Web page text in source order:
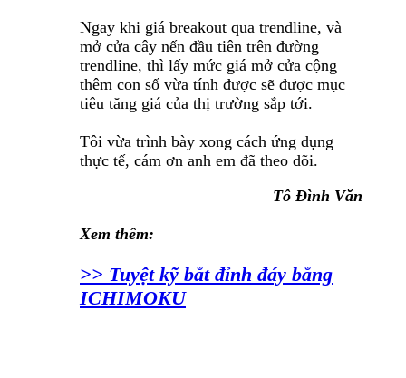
Ngay khi giá breakout qua trendline, và
mở cửa cây nến đầu tiên trên đường
trendline, thì lấy mức giá mở cửa cộng
thêm con số vừa tính được sẽ được mục
tiêu tăng giá của thị trường sắp tới.
Tôi vừa trình bày xong cách ứng dụng
thực tế, cám ơn anh em đã theo dõi.
Tô Đình Văn
Xem thêm:
>> Tuyệt kỹ bắt đỉnh đáy bằng
ICHIMOKU